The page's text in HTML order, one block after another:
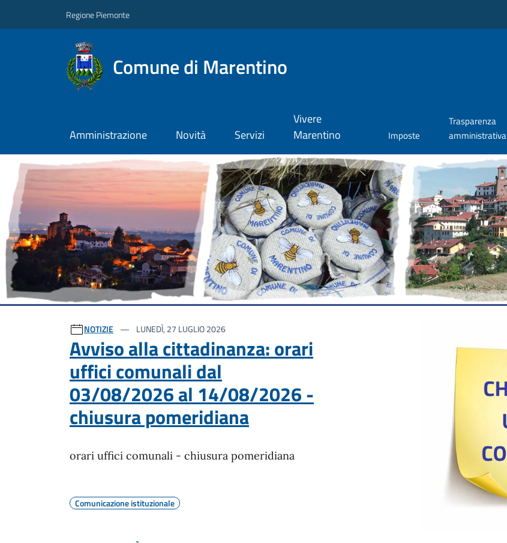
Regione Piemonte
Comune di Marentino
Amministrazione Novità Servizi
Vivere
Marentino
Imposte
Trasparenza
amministrativa
Ultime notizie
NOTIZIE LUNEDÌ, 27 LUGLIO 2026
Avviso alla cittadinanza: orari
uffici comunali dal
03/08/2026 al 14/08/2026 -
chiusura pomeridiana
orari uffici comunali - chiusura pomeridiana
Comunicazione istituzionale